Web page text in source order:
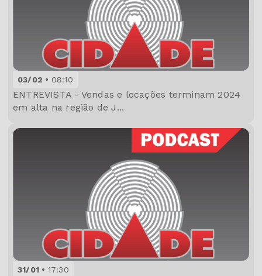
03/02 08:10
ENTREVISTA - Vendas e locações terminam 2024
em alta na região de J...
31/01 17:30